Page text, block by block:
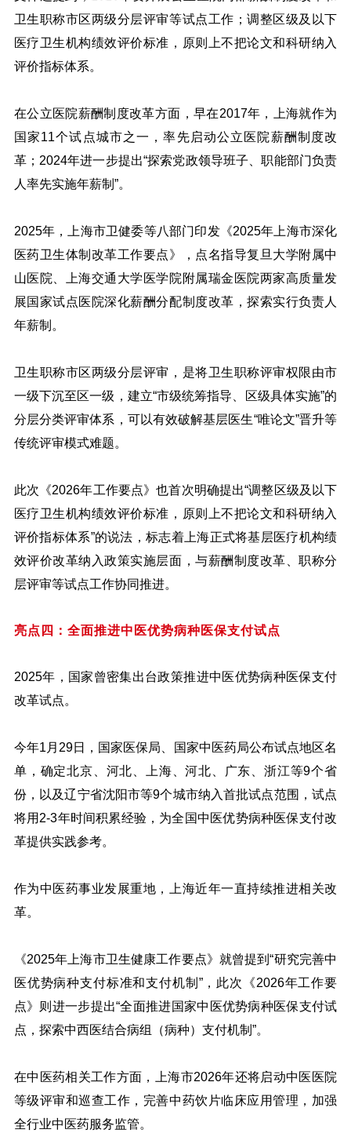
卫生职称市区两级分层评审等试点工作；调整区级及以下
医疗卫生机构绩效评价标准，原则上不把论文和科研纳入
评价指标体系。
在公立医院薪酬制度改革方面，早在2017年，上海就作为
国家11个试点城市之一，率先启动公立医院薪酬制度改
革；2024年进一步提出“探索党政领导班子、职能部门负责
人率先实施年薪制”。
2025年，上海市卫健委等八部门印发《2025年上海市深化
医药卫生体制改革工作要点》，点名指导复旦大学附属中
山医院、上海交通大学医学院附属瑞金医院两家高质量发
展国家试点医院深化薪酬分配制度改革，探索实行负责人
年薪制。
卫生职称市区两级分层评审，是将卫生职称评审权限由市
一级下沉至区一级，建立“市级统筹指导、区级具体实施”的
分层分类评审体系，可以有效破解基层医生“唯论文”晋升等
传统评审模式难题。
此次《2026年工作要点》也首次明确提出“调整区级及以下
医疗卫生机构绩效评价标准，原则上不把论文和科研纳入
评价指标体系”的说法，标志着上海正式将基层医疗机构绩
效评价改革纳入政策实施层面，与薪酬制度改革、职称分
层评审等试点工作协同推进。
亮点四：全面推进中医优势病种医保支付试点
2025年，国家曾密集出台政策推进中医优势病种医保支付
改革试点。
今年1月29日，国家医保局、国家中医药局公布试点地区名
单，确定北京、河北、上海、河北、广东、浙江等9个省
份，以及辽宁省沈阳市等9个城市纳入首批试点范围，试点
将用2-3年时间积累经验，为全国中医优势病种医保支付改
革提供实践参考。
作为中医药事业发展重地，上海近年一直持续推进相关改
革。
《2025年上海市卫生健康工作要点》就曾提到“研究完善中
医优势病种支付标准和支付机制”，此次《2026年工作要
点》则进一步提出“全面推进国家中医优势病种医保支付试
点，探索中西医结合病组（病种）支付机制”。
在中医药相关工作方面，上海市2026年还将启动中医医院
等级评审和巡查工作，完善中药饮片临床应用管理，加强
全行业中医药服务监管。